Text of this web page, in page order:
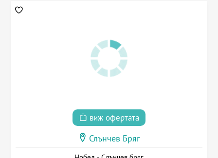
виж офертата
Слънчев Бряг